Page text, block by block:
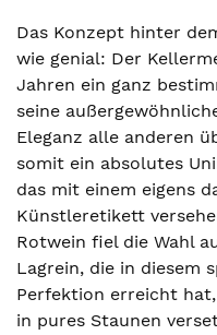
Das Konzept hinter
wie genial: Der
Jahren ein ganz
seine
Eleganz alle anderen
somit ein absolutes
das mit einem eigens
Künstleretikett
Rotwein fiel die Wahl
Lagrein, die in diesem
Perfektion erreicht
in pures Staunen